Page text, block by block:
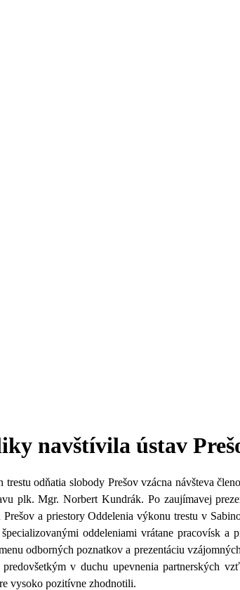
navštívila ústav
odňatia slobody Prešov vzácna návšteva
plk. Mgr. Norbert Kundrák. Po zaujímavej
a priestory Oddelenia výkonu trestu v
oddeleniami vrátane pracovísk a
odborných poznatkov a prezentáciu
v duchu upevnenia partnerských
vysoko pozitívne zhodnotili.